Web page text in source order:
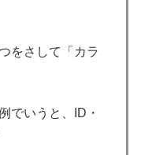
をさして「カラ
でいうと、ID・